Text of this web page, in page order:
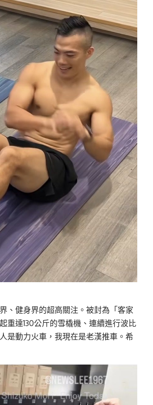
、健身界的超高關注。被封為「客家
重達130公斤的雪橇機、連續進行波比
是動力火車，我現在是老漢推車。希